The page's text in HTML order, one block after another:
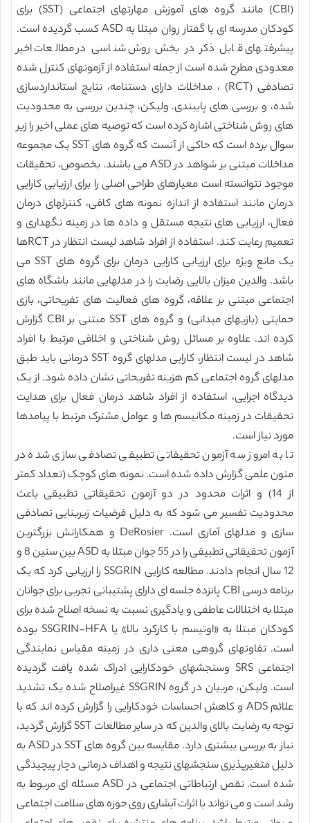
(CBI) مانند گروه های آموزش مهارتهای اجتماعی (SST) برای
کودکان مدرسه ای با گفتار روان مبتلا به ASD کسب گردیده است.
پیشرفتهای قابل ذکر در بخش روش شناسی در مطالعات اخیر
معدودی مطرح شده است از جمله استفاده از آزمونهای کنترل شده
تصادفی (RCT) ، مداخلات دارای دستنامه، نتایج استانداردسازی
شده، و بررسی های پایبندی. ولیکن، چندین بررسی به محدودیت
های روش شناختی اشاره کرده است که توصیه های عملی اخیر را زیر
سوال برده است که حاکی از آنست که گروه های SST یک مجموعه
مداخلات مبتنی بر شواهد در ASD می باشند. بخصوص، تحقیقات
موجود نتوانسته است معیارهای طراحی اصلی را برای ارزیابی کارایی
درمان مانند استفاده از اندازه نمونه های کافی، کنترلهای درمان
فعال، ارزیابی های نتیجه مستقل و داده ها در زمینه نگهداری و
تعمیم رعایت کند. استفاده از افراد شاهد لیست انتظار در RCTها
یک مانع ویژه برای ارزیابی کارایی درمان برای گروه های SST می
باشد. والدین میزان بالایی رضایت را در مدلهایی مانند باشگاه های
اجتماعی مبتنی بر علاقه، گروه های فعالیت های تفریحاتی، بازی
حمایتی (بازیهای میدانی) و گروه های SST مبتنی بر CBI گزارش
کرده اند. علاوه بر مسائل روش شناختی و اخلاقی مرتبط با افراد
شاهد در لیست انتظار، کارایی مدلهای گروه SST درمانی باید طبق
مدلهای گروه اجتماعی کم هزینه تفریحاتی نشان داده شود. از یک
دیدگاه اجرایی، استفاده از افراد شاهد درمان فعال برای هدایت
تحقیقات در زمینه مکانیسم ها و عوامل مشترک مرتبط با پیامدها
مورد نیاز است.
تا به امروز سه آزمون تحقیقاتی تطبیقی تصادفی سازی شده در
متون علمی گزارش داده شده است. نمونه های کوچک (تعداد کمتر
از 14) و اثرات محدود در دو آزمون تحقیقاتی تطبیقی باعث
محدودیت تفسیر می شود که به دلیل فرضیات زیربنایی تصادفی
سازی و مدلهای آماری است. DeRosier و همکارانش بزرگترین
آزمون تحقیقاتی تطبیقی را در 55 جوان مبتلا به ASD بین سنین 8 و
12 سال انجام دادند. مطالعه کارایی SSGRIN را ارزیابی کرد که یک
برنامه درسی CBI پانزده جلسه ای دارای پشتیبانی تجربی برای جوانان
مبتلا به اختلالات عاطفی و یادگیری نسبت به نسخه اصلاح شده برای
کودکان مبتلا به «اوتیسم با کارکرد بالا» یا SSGRIN-HFA بوده
است. تفاوتهای گروهی معنی داری در زمینه مقیاس نمایندگی
اجتماعی SRS وسنجشهای خودکارایی ادراک شده یافت گردیده
است. ولیکن، مربیان در گروه SSGRIN غیراصلاح شده یک تشدید
علائم ADS و کاهش احساسات خودکارایی را گزارش کرده اند که با
توجه به رضایت بالای والدین که در سایر مطالعات SST گزارش گردید،
نیاز به بررسی بیشتری دارد. مقایسه بین گروه های SST در ASD به
دلیل متغیرپذیری سنجشهای نتیجه و اهداف درمانی دچار پیچیدگی
شده است. نقص ارتباطاتی اجتماعی در ASD مسئله ای مربوط به
رشد است و می تواند با اثرات آبشاری روی حوزه های سلامت اجتماعی